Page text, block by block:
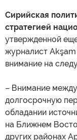
Сирийская
стратегией
утвержденной
журналист Akşam
внимание на
– Внимание
долгосрочную
обладании
на Ближнем
других районах